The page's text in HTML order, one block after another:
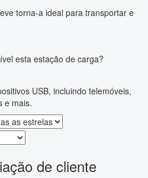
torna-a ideal para transportar e
esta estação de carga?
USB, incluindo telemóveis,
e mais.
de cliente